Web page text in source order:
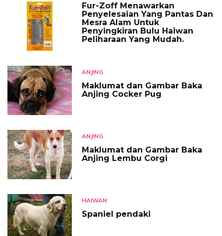
Fur-Zoff Menawarkan
Penyelesaian Yang Pantas Dan
Mesra Alam Untuk
Penyingkiran Bulu Haiwan
Peliharaan Yang Mudah.
ANJING
Maklumat dan Gambar Baka
Anjing Cocker Pug
ANJING
Maklumat dan Gambar Baka
Anjing Lembu Corgi
HAIWAN
Spaniel pendaki